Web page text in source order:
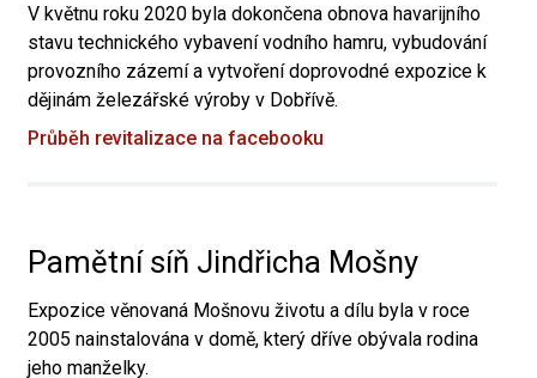
V květnu roku 2020 byla dokončena obnova havarijního
stavu technického vybavení vodního hamru, vybudování
provozního zázemí a vytvoření doprovodné expozice k
dějinám železářské výroby v Dobřívě.
Průběh revitalizace na facebooku
Pamětní síň Jindřicha Mošny
Expozice věnovaná Mošnovu životu a dílu byla v roce
2005 nainstalována v domě, který dříve obývala rodina
jeho manželky.